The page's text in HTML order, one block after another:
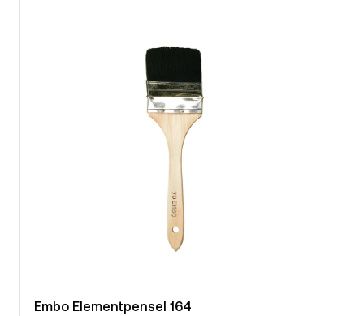
Embo Elementpensel 164